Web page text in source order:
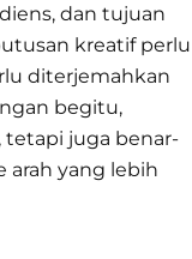
dan tujuan
kreatif perlu
diterjemahkan
begitu,
tetapi juga benar-
arah yang lebih